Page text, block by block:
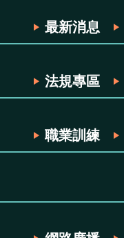
最新消息
法規專區
職業訓練